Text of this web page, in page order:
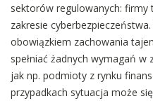
sektorów regulowanych:
zakresie
obowiązkiem zachowania
spełniać żadnych wymagań
jak np. podmioty z rynku
przypadkach sytuacja może